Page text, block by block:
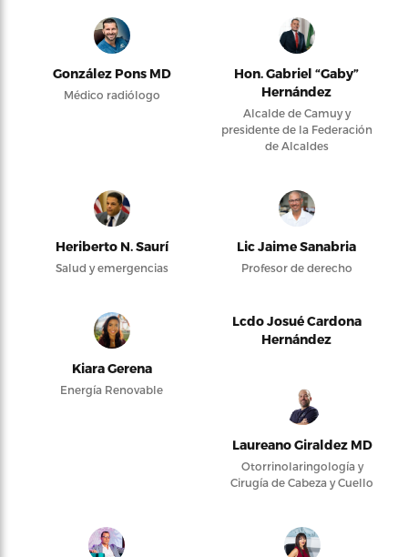
González Pons MD
Médico radiólogo
Hon. Gabriel “Gaby”
Hernández
Alcalde de Camuy y
presidente de la Federación
de Alcaldes
Heriberto N. Saurí
Salud y emergencias
Lic Jaime Sanabria
Profesor de derecho
Kiara Gerena
Energía Renovable
Lcdo Josué Cardona
Hernández
Laureano Giraldez MD
Otorrinolaringología y
Cirugía de Cabeza y Cuello